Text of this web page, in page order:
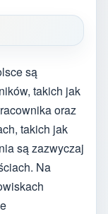
są
takich jak
oraz
takich jak
są zazwyczaj
Na